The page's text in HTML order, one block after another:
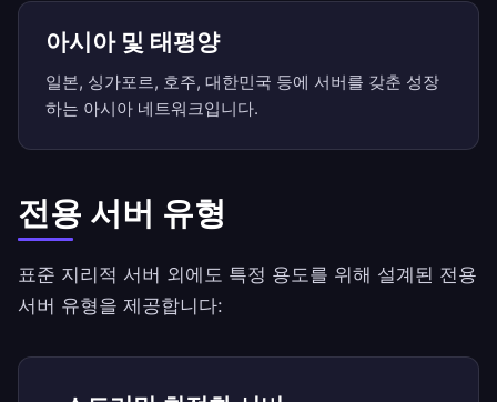
아시아 및 태평양
일본, 싱가포르, 호주, 대한민국 등에 서버를 갖춘 성장
하는 아시아 네트워크입니다.
전용 서버 유형
표준 지리적 서버 외에도 특정 용도를 위해 설계된 전용
서버 유형을 제공합니다: